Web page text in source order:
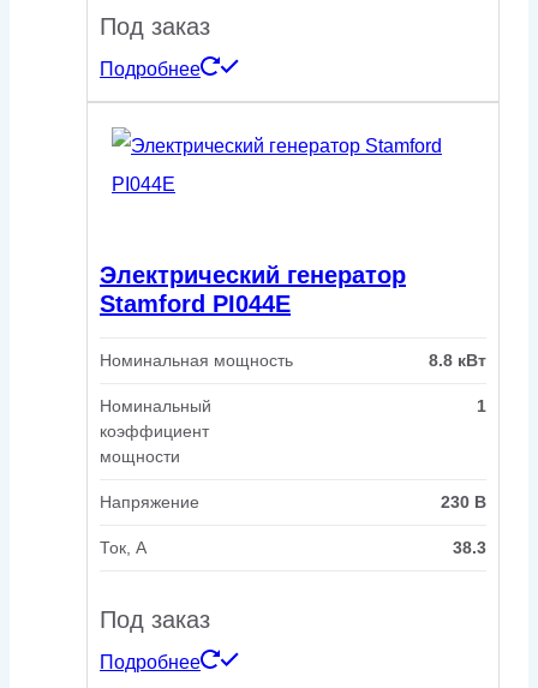
Под заказ
Подробнее
Электрический генератор
Stamford PI044E
Номинальная мощность 8.8 кВт
Номинальный
коэффициент
мощности
1
Напряжение 230 В
Ток, А 38.3
Под заказ
Подробнее